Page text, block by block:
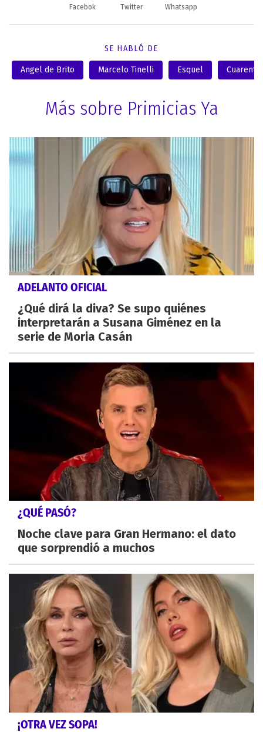
Facebok Twitter Whatsapp
SE HABLÓ DE
Angel de Brito Marcelo Tinelli Esquel
Más sobre Primicias Ya
ADELANTO OFICIAL
¿Qué dirá la diva? Se supo quiénes
interpretarán a Susana Giménez en la
serie de Moria Casán
¿QUÉ PASÓ?
Noche clave para Gran Hermano: el dato
que sorprendió a muchos
¡OTRA VEZ SOPA!